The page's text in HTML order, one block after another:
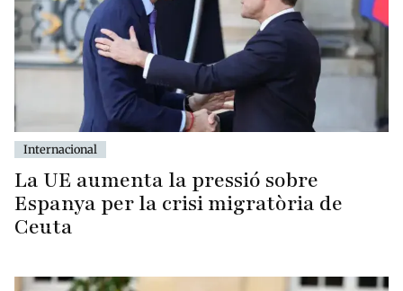
Internacional
La UE aumenta la pressió sobre
Espanya per la crisi migratòria de
Ceuta